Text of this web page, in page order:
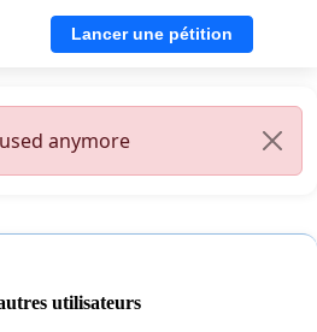
Lancer une pétition
anymore
utilisateurs